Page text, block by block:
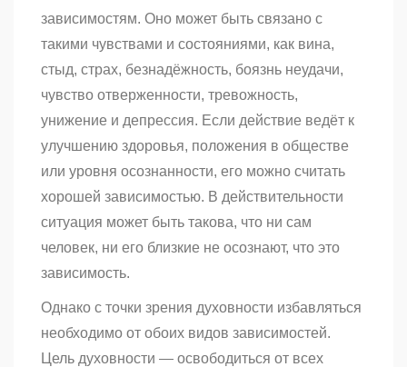
зависимостям. Оно может быть связано с
такими чувствами и состояниями, как вина,
стыд, страх, безнадёжность, боязнь неудачи,
чувство отверженности, тревожность,
унижение и депрессия. Если действие ведёт к
улучшению здоровья, положения в обществе
или уровня осознанности, его можно считать
хорошей зависимостью. В действительности
ситуация может быть такова, что ни сам
человек, ни его близкие не осознают, что это
зависимость.
Однако с точки зрения духовности избавляться
необходимо от обоих видов зависимостей.
Цель духовности — освободиться от всех